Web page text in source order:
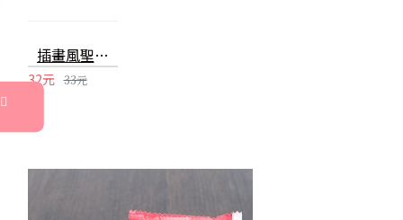
插畫風聖誕拉旗 拉花 彩旗 掛飾 旗幟 聖誕襪 聖誕樹 聖誕佈置 耶誕節 聖誕裝飾
32元 33元